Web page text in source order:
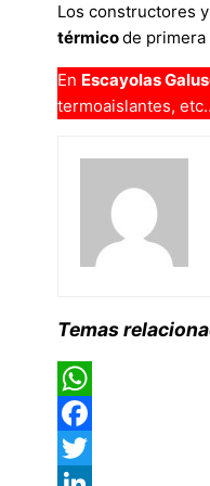
Los constructores
térmicode primera
En Escayolas
termoaislantes,
Temas
WhatsApp
Facebook